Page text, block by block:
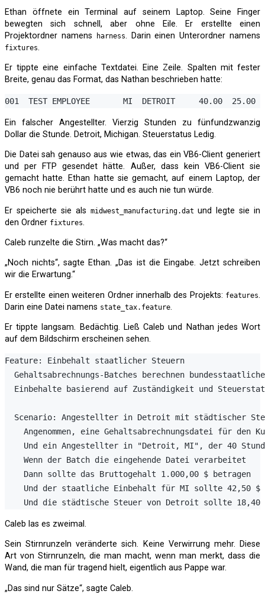
Ethan öffnete ein Terminal auf seinem Laptop. Seine Finger
bewegten sich schnell, aber ohne Eile. Er erstellte einen
Projektordner namens
harness. Darin einen Unterordner namens
fixtures.
Er tippte eine einfache Textdatei. Eine Zeile. Spalten mit fester
Breite, genau das Format, das Nathan beschrieben hatte:
Ein falscher Angestellter. Vierzig Stunden zu fünfundzwanzig
Dollar die Stunde. Detroit, Michigan. Steuerstatus Ledig.
Die Datei sah genauso aus wie etwas, das ein VB6-Client generiert
und per FTP gesendet hätte. Außer, dass kein VB6-Client sie
gemacht hatte. Ethan hatte sie gemacht, auf einem Laptop, der
VB6 noch nie berührt hatte und es auch nie tun würde.
Er speicherte sie als midwest_manufacturing.dat und legte sie in
den Ordner fixtures.
Caleb runzelte die Stirn. „Was macht das?“
„Noch nichts“, sagte Ethan. „Das ist die Eingabe. Jetzt schreiben
wir die Erwartung.“
Er erstellte einen weiteren Ordner innerhalb des Projekts: features.
Darin eine Datei namens state_tax.feature.
Er tippte langsam. Bedächtig. Ließ Caleb und Nathan jedes Wort
auf dem Bildschirm erscheinen sehen.
Feature: Einbehalt staatlicher Steuern
Gehaltsabrechnungs-Batches berechnen
Einbehalte basierend auf Zuständigkeit und
Scenario: Angestellter in Detroit mit städtischer
Angenommen, eine Gehaltsabrechnungsdatei für den
Und ein Angestellter in "Detroit, MI", der 40
    Wenn der Batch die eingehende Datei verarbeitet
    Dann sollte das Bruttogehalt 1.000,00 $ betragen
Und der staatliche Einbehalt für MI sollte 42,50 $
Caleb las es zweimal.
Sein Stirnrunzeln veränderte sich. Keine Verwirrung mehr. Diese
Art von Stirnrunzeln, die man macht, wenn man merkt, dass die
Wand, die man für tragend hielt, eigentlich aus Pappe war.
„Das sind nur Sätze“, sagte Caleb.